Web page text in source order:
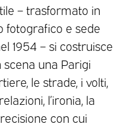
– trasformato in
fotografico e sede
1954 – si costruisce
una Parigi
le strade, i volti,
l’ironia, la
con cui